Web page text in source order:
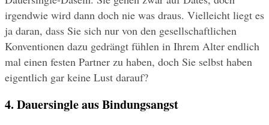
irgendwie wird dann doch nie was draus. Vielleicht liegt es
ja daran, dass Sie sich nur von den gesellschaftlichen
Konventionen dazu gedrängt fühlen in Ihrem Alter endlich
mal einen festen Partner zu haben, doch Sie selbst haben
eigentlich gar keine Lust darauf?
4. Dauersingle aus Bindungsangst